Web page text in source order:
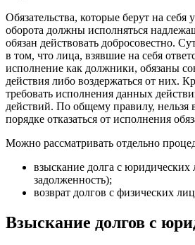
Обязательства, которые берут на себя
оборота должны исполняться
обязан действовать добросовестно.
в том, что лица, взявшие на себя
исполнение как должники, обязаны
действия либо воздержаться от них.
требовать исполнения данных
действий. По общему правилу, нельзя
порядке отказаться от исполнения
Можно рассматривать отдельно
взыскание долга с юридических
задолженность);
возврат долгов с физических
Взыскание долгов с